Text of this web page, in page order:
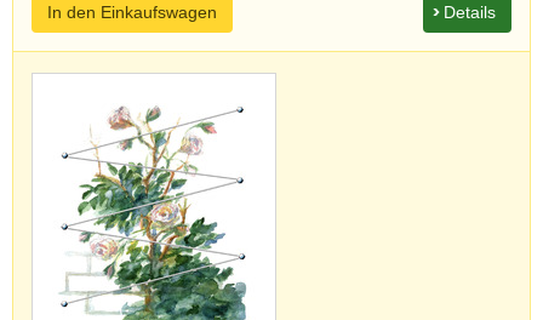
Details
In den Einkaufswagen